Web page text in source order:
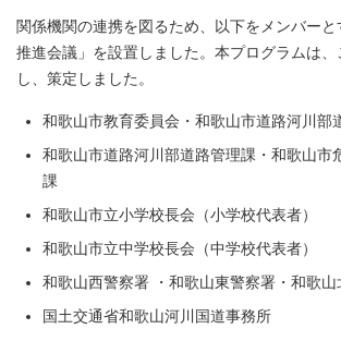
関係機関の連携を図るため、以下をメンバー
推進会議」を設置しました。本プログラムは
し、策定しました。
和歌山市教育委員会・和歌山市道路河川部
和歌山市道路河川部道路管理課・和歌山市
課
和歌山市立小学校長会（小学校代表者）
和歌山市立中学校長会（中学校代表者）
和歌山西警察署 ・和歌山東警察署・和歌山
国土交通省和歌山河川国道事務所